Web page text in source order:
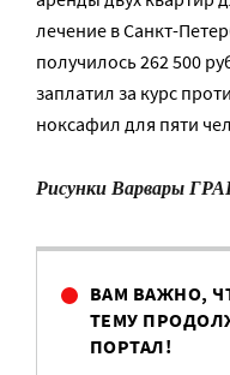
лечение в Санкт-
получилось 262 500
заплатил за курс
ноксафил для пяти
Рисунки Варвары
ВАМ ВАЖНО,
ТЕМУ
ПОРТАЛ!